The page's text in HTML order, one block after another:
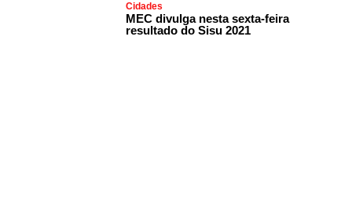
Cidades
MEC divulga nesta sexta-feira
resultado do Sisu 2021